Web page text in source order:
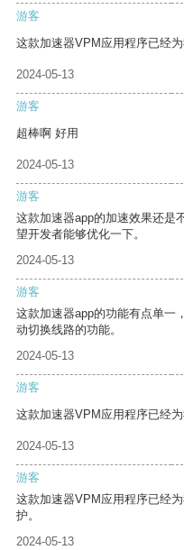
游客
这款加速器VPM应用程序已经
2024-05-13
游客
超棒啊 好用
2024-05-13
游客
这款加速器app的加速效果还是
望开发者能够优化一下。
2024-05-13
游客
这款加速器app的功能有点单一
动切换线路的功能。
2024-05-13
游客
这款加速器VPM应用程序已经
2024-05-13
游客
这款加速器VPM应用程序已经
护。
2024-05-13